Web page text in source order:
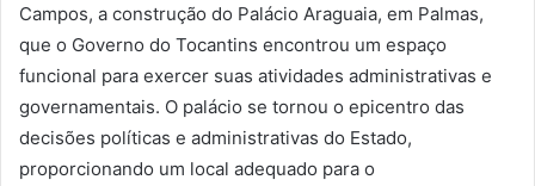
Campos, a construção do Palácio Araguaia, em Palmas,
que o Governo do Tocantins encontrou um espaço
funcional para exercer suas atividades administrativas e
governamentais. O palácio se tornou o epicentro das
decisões políticas e administrativas do Estado,
proporcionando um local adequado para o